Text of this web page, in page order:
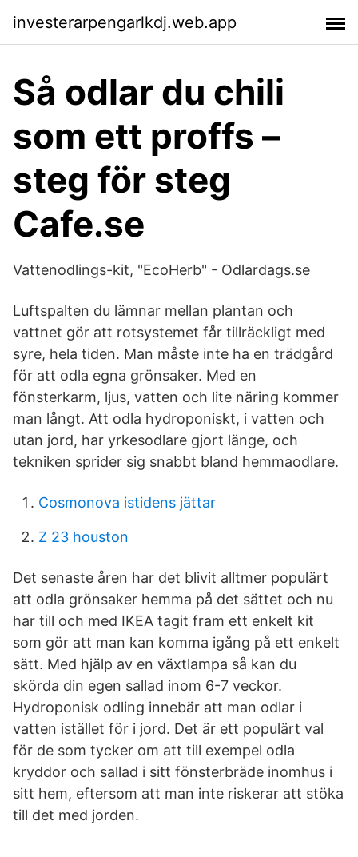
investerarpengarlkdj.web.app
Så odlar du chili
som ett proffs –
steg för steg
Cafe.se
Vattenodlings-kit, "EcoHerb" - Odlardags.se
Luftspalten du lämnar mellan plantan och
vattnet gör att rotsystemet får tillräckligt med
syre, hela tiden. Man måste inte ha en trädgård
för att odla egna grönsaker. Med en
fönsterkarm, ljus, vatten och lite näring kommer
man långt. Att odla hydroponiskt, i vatten och
utan jord, har yrkesodlare gjort länge, och
tekniken sprider sig snabbt bland hemma­odlare.
Cosmonova istidens jättar
Z 23 houston
Det senaste åren har det blivit alltmer populärt
att odla grönsaker hemma på det sättet och nu
har till och med IKEA tagit fram ett enkelt kit
som gör att man kan komma igång på ett enkelt
sätt. Med hjälp av en växtlampa så kan du
skörda din egen sallad inom 6-7 veckor.
Hydroponisk odling innebär att man odlar i
vatten istället för i jord. Det är ett populärt val
för de som tycker om att till exempel odla
kryddor och sallad i sitt fönsterbräde inomhus i
sitt hem, eftersom att man inte riskerar att stöka
till det med jorden.